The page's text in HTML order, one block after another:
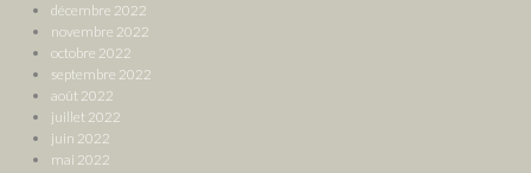
décembre 2022
novembre 2022
octobre 2022
septembre 2022
août 2022
juillet 2022
juin 2022
mai 2022